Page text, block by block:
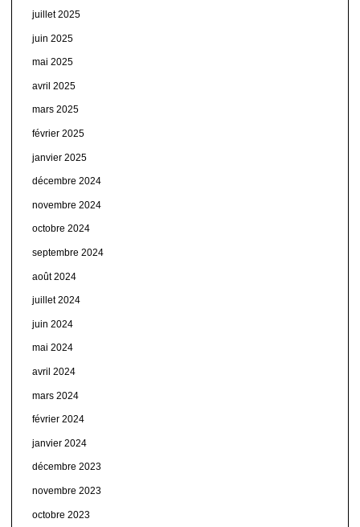
juillet 2025
juin 2025
mai 2025
avril 2025
mars 2025
février 2025
janvier 2025
décembre 2024
novembre 2024
octobre 2024
septembre 2024
août 2024
juillet 2024
juin 2024
mai 2024
avril 2024
mars 2024
février 2024
janvier 2024
décembre 2023
novembre 2023
octobre 2023